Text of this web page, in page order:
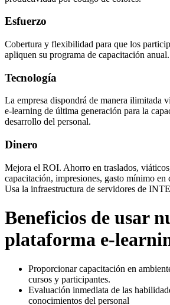
Esfuerzo
Cobertura y flexibilidad para que los
apliquen su programa de capacitación anual.
Tecnología
La empresa dispondrá de manera ilimitada
e-learning de última generación para la
desarrollo del personal.
Dinero
Mejora el ROI. Ahorro en traslados,
capacitación, impresiones, gasto mínimo en
Usa la infraestructura de servidores de
Beneficios de usar
plataforma e-
Proporcionar capacitación en
cursos y participantes.
Evaluación inmediata de las
conocimientos del personal